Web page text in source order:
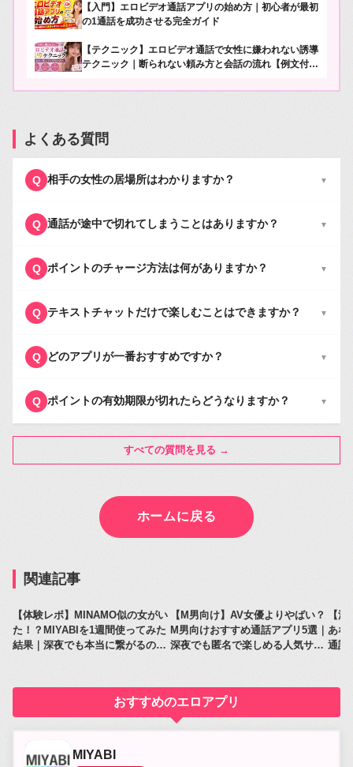
【入門】エロビデオ通話アプリの始め方｜初心者が最初
の1通話を成功させる完全ガイド
【テクニック】エロビデオ通話で女性に嫌われない誘導
テクニック｜断られない頼み方と会話の流れ【例文付
よくある質問
Q 相手の女性の居場所はわかりますか？ ▼
Q 通話が途中で切れてしまうことはありますか？ ▼
Q ポイントのチャージ方法は何がありますか？ ▼
Q テキストチャットだけで楽しむことはできますか？ ▼
Q どのアプリが一番おすすめですか？ ▼
Q ポイントの有効期限が切れたらどうなりますか？ ▼
すべての質問を見る →
ホームに戻る
関連記事
【体験レポ】MINAMO似の女がい
た！？MIYABIを1週間使ってみた
結果｜深夜でも本当に繋がるのか
【M男向け】AV女優よりやばい？
M男向けおすすめ通話アプリ5選｜
深夜でも匿名で楽しめる人気サー
【
あな
通話
おすすめのエロアプリ
MIYABI